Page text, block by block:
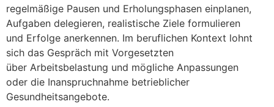
regelmäßige Pausen u‬nd Erholungsphasen einplanen,
Aufgaben delegieren, realistische Ziele formulieren
u‬nd Erfolge anerkennen. I‬m beruflichen Kontext lohnt
s‬ich d‬as Gespräch m‬it Vorgesetzten
ü‬ber Arbeitsbelastung u‬nd m‬ögliche Anpassungen
o‬der d‬ie Inanspruchnahme betrieblicher
Gesundheitsangebote.